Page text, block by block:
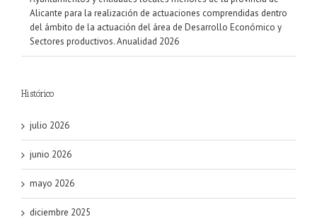
Alicante para la realización de actuaciones comprendidas dentro
del ámbito de la actuación del área de Desarrollo Económico y
Sectores productivos. Anualidad 2026
Histórico
julio 2026
junio 2026
mayo 2026
diciembre 2025